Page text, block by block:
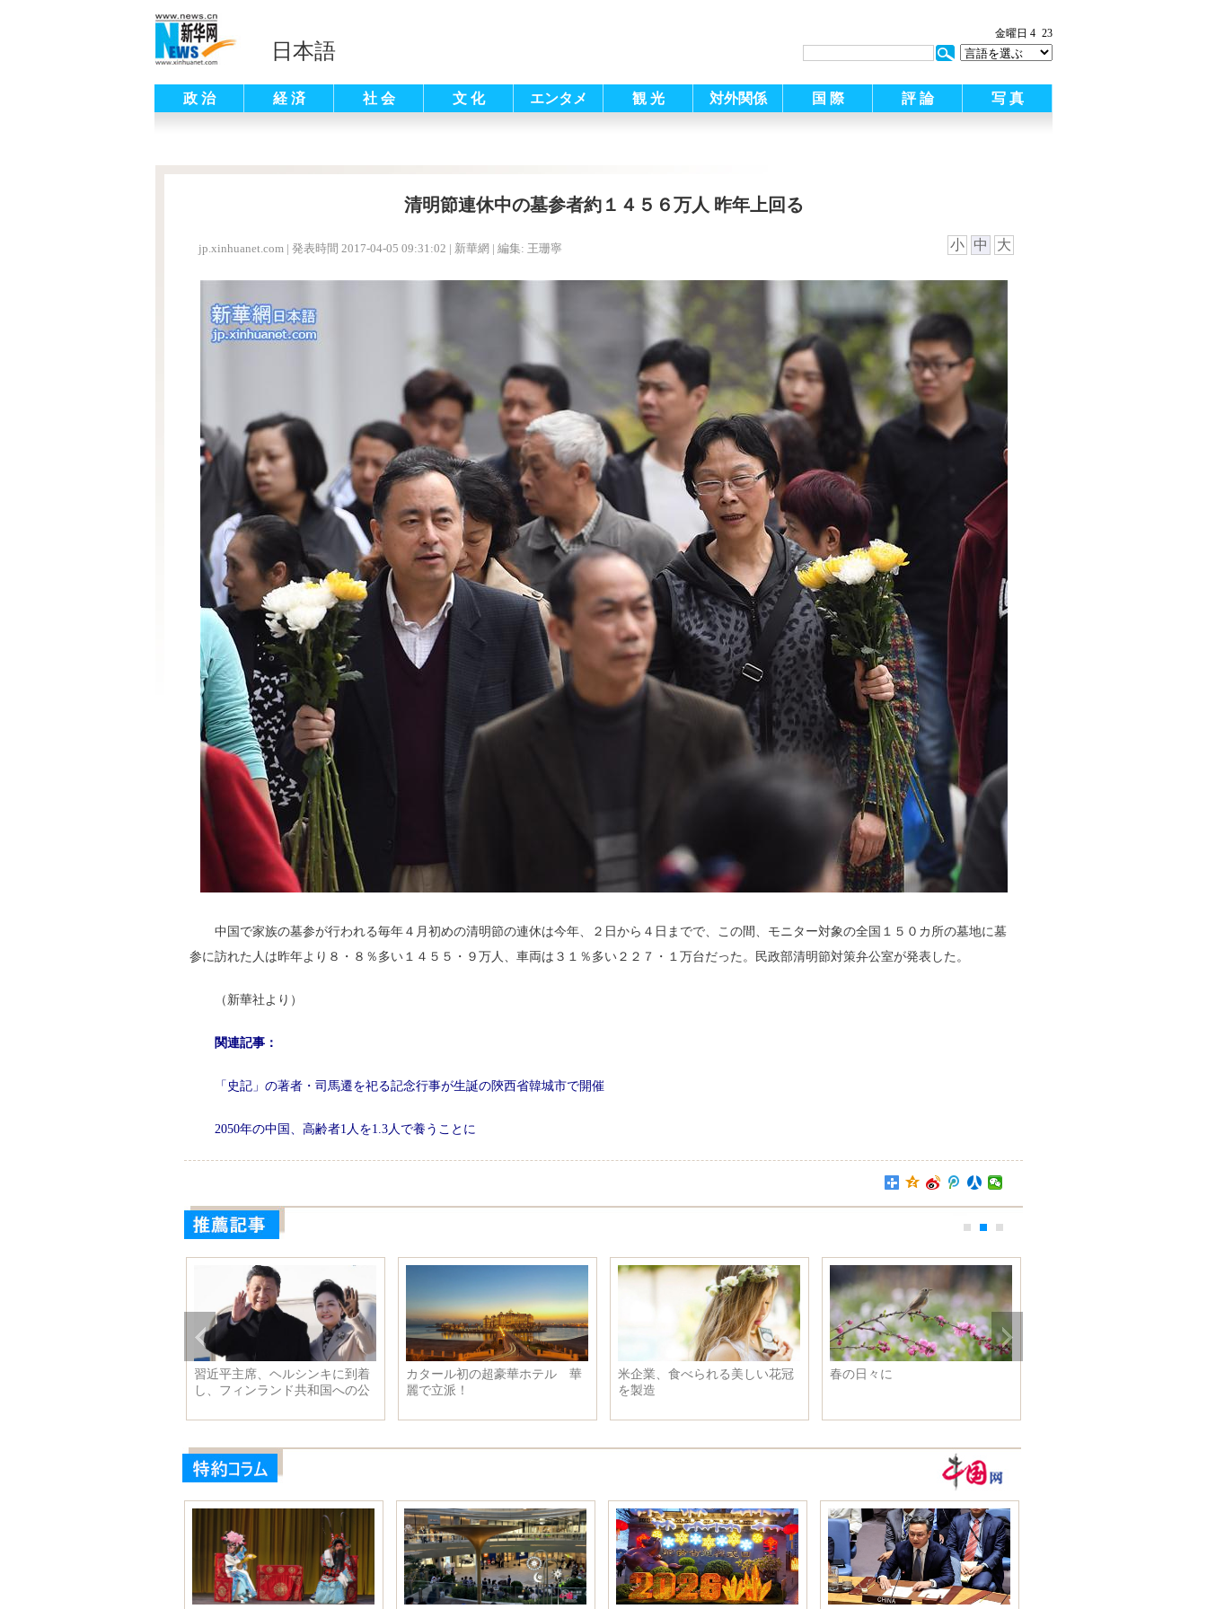
日本語
金曜日 4 23
政 治 経 済 社 会 文 化 エンタメ 観 光 対外関係 国 際 評 論 写 真
清明節連休中の墓参者約１４５６万人 昨年上回る
jp.xinhuanet.com | 発表時間 2017-04-05 09:31:02 | 新華網 | 編集: 王珊寧 小 中 大
中国で家族の墓参が行われる毎年４月初めの清明節の連休は今年、２日から４日までで、この間、モニター対象の全国１５０カ所の墓地に墓
参に訪れた人は昨年より８・８％多い１４５５・９万人、車両は３１％多い２２７・１万台だった。民政部清明節対策弁公室が発表した。
（新華社より）
関連記事：
「史記」の著者・司馬遷を祀る記念行事が生誕の陝西省韓城市で開催
2050年の中国、高齢者1人を1.3人で養うことに
習近平主席、ヘルシンキに到着
し、フィンランド共和国への公
カタール初の超豪華ホテル 華
麗で立派！
米企業、食べられる美しい花冠
を製造
春の日々に